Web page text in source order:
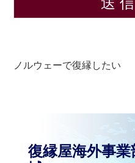
ノルウェーで復縁したい
復縁屋海外事